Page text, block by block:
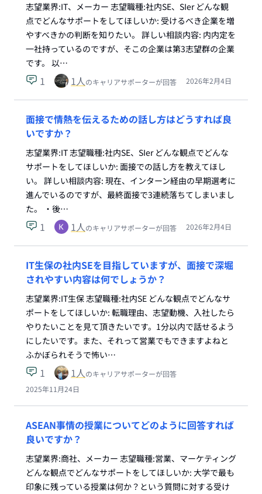
志望業界:IT、メーカー 志望職種:社内SE、SIer どんな観
点でどんなサポートをしてほしいか: 受けるべき企業を増
やすべきかの判断を知りたい。 詳しい相談内容: 内内定を
一社持っているのですが、そこの企業は第3志望群の企業
です。 以…
1 1人のキャリアサポーターが回答 2026年2月4日
面接で情熱を伝えるための話し方はどうすれば良
いですか？
志望業界:IT 志望職種:社内SE、SIer どんな観点でどんな
サポートをしてほしいか: 面接での話し方を教えてほし
い。 詳しい相談内容: 現在、インターン経由の早期選考に
進んでいるのですが、最終面接で3連続落ちてしまいまし
た。 ・後…
1 1人のキャリアサポーターが回答 2026年2月4日
IT生保の社内SEを目指していますが、面接で深堀
されやすい内容は何でしょうか？
志望業界:IT生保 志望職種:社内SE どんな観点でどんなサ
ポートをしてほしいか: 転職理由、志望動機、入社したら
やりたいことを見て頂きたいです。1分以内で話せるよう
にしたいです。また、それって営業でもできますよねと
ふかぼられそうで怖い…
1 1人のキャリアサポーターが回答
2025年11月24日
ASEAN事情の授業についてどのように回答すれば
良いですか？
志望業界:商社、メーカー 志望職種:営業、マーケティング
どんな観点でどんなサポートをしてほしいか: 大学で最も
印象に残っている授業は何か？という質問に対する受け